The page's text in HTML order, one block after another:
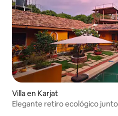
Villa en Karjat
Elegante retiro ecológico